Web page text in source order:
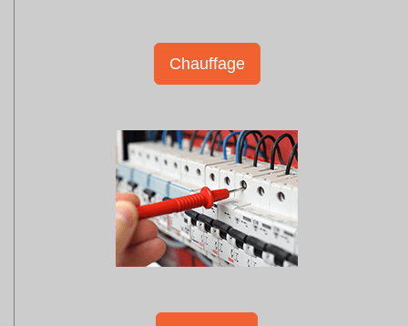
Chauffage